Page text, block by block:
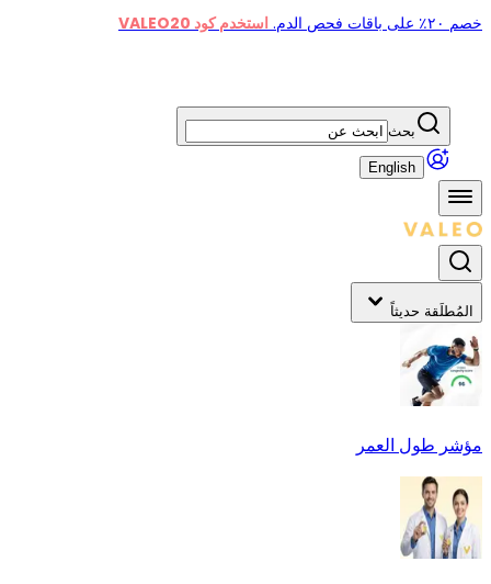
خصم ٢٠٪ على باقات فحص الدم. استخدم كود VALEO20
بحث
English
المُطلَقة حديثاً
مؤشر طول العمر